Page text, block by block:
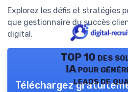
Explorez les défis et stratégies
que gestionnaire du succès
digital.
TOP 10 des
IA pour
leads de
Téléchargez